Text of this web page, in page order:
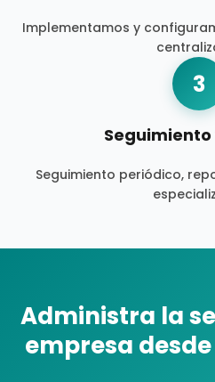
Implementamos y
3
Seguimiento periódico,
Administra la
empresa